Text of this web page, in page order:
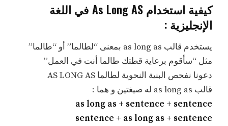
كيفية استخدام As Long AS في اللغة
الإنجليزية :
يستخدم قالب as long as بمعنى “لطالما” أو “طالما”
مثل “سأقوم برعاية قطتك طالما أنت في العمل”
دعونا نفحص البنية النحوية لطالما AS LONG AS
قالب as long as له صيغتين و هما :
as long as + sentence + sentence
sentence + as long as + sentence